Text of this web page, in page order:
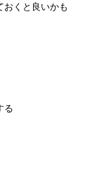
くと良いかも
る